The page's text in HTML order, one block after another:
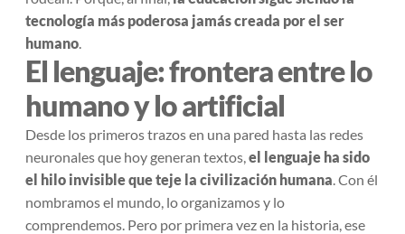
tecnología más poderosa jamás creada por el ser
humano.
El lenguaje: frontera entre lo
humano y lo artificial
Desde los primeros trazos en una pared hasta las redes
neuronales que hoy generan textos,el lenguaje ha sido
el hilo invisible que teje la civilización humana. Con él
nombramos el mundo, lo organizamos y lo
comprendemos. Pero por primera vez en la historia, ese